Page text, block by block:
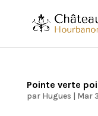
Pointe verte
par Hugues | Mar